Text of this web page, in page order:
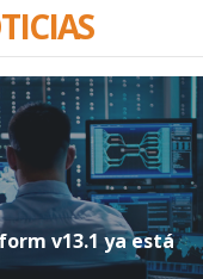
v13.1 ya está